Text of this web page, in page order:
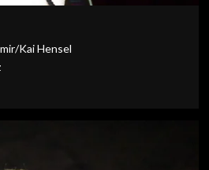
Kai Hensel